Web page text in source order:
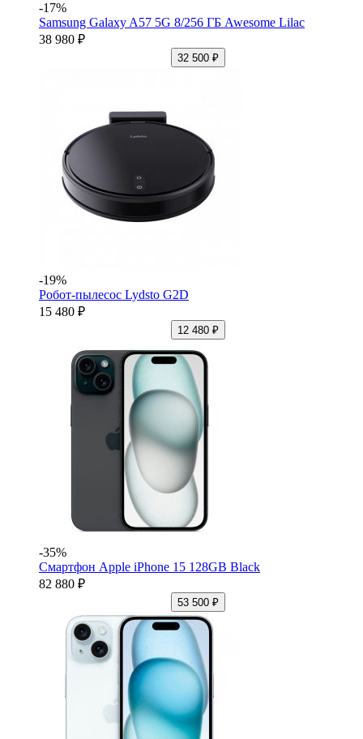
-17%
Samsung Galaxy A57 5G 8/256 ГБ Awesome Lilac
38 980 ₽
32 500 ₽
-19%
Робот-пылесос Lydsto G2D
15 480 ₽
12 480 ₽
-35%
Смартфон Apple iPhone 15 128GB Black
82 880 ₽
53 500 ₽